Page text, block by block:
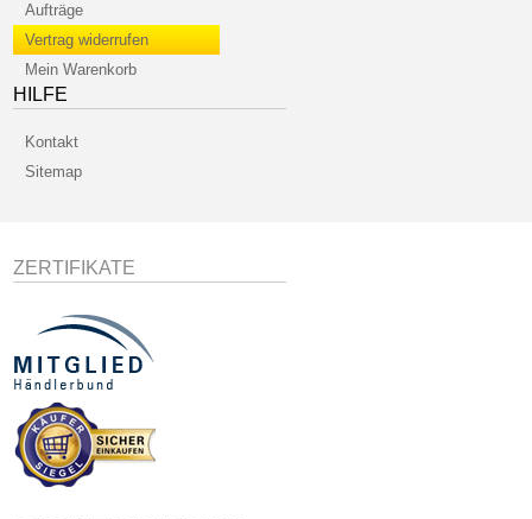
Aufträge
Vertrag widerrufen
Mein Warenkorb
HILFE
Kontakt
Sitemap
ZERTIFIKATE